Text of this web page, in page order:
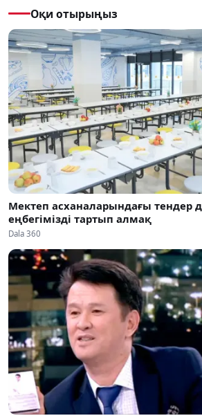
Оқи отырыңыз
Мектеп асханаларындағы тендер
еңбегімізді тартып алмақ
Dala 360